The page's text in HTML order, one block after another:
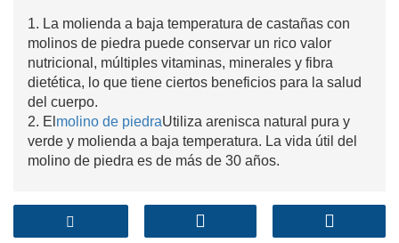
1. La molienda a baja temperatura de castañas con
molinos de piedra puede conservar un rico valor
nutricional, múltiples vitaminas, minerales y fibra
dietética, lo que tiene ciertos beneficios para la salud
del cuerpo.
2. El molino de piedraUtiliza arenisca natural pura y
verde y molienda a baja temperatura. La vida útil del
molino de piedra es de más de 30 años.